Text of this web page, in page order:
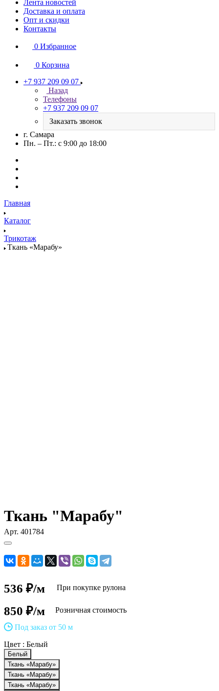
Лента новостей
Доставка и оплата
Опт и скидки
Контакты
0 Избранное
0 Корзина
+7 937 209 09 07
Назад
Телефоны
+7 937 209 09 07
Заказать звонок
г. Самара
Пн. – Пт.: с 9:00 до 18:00
Главная
Каталог
Трикотаж
Ткань «Марабу»
Ткань "Марабу"
Арт. 401784
536 ₽/м При покупке рулона
850 ₽/м Розничная стоимость
Под заказ от 50 м
Цвет : Белый
Белый
Ткань «Марабу»
Ткань «Марабу»
Ткань «Марабу»